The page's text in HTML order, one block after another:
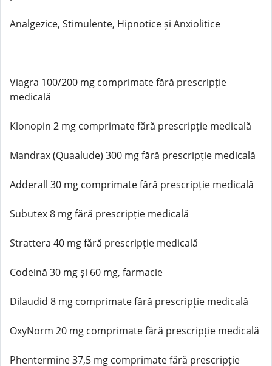
Analgezice, Stimulente, Hipnotice și Anxiolitice
Viagra 100/200 mg comprimate fără prescripție
medicală
Klonopin 2 mg comprimate fără prescripție medicală
Mandrax (Quaalude) 300 mg fără prescripție medicală
Adderall 30 mg comprimate fără prescripție medicală
Subutex 8 mg fără prescripție medicală
Strattera 40 mg fără prescripție medicală
Codeină 30 mg și 60 mg, farmacie
Dilaudid 8 mg comprimate fără prescripție medicală
OxyNorm 20 mg comprimate fără prescripție medicală
Phentermine 37,5 mg comprimate fără prescripție